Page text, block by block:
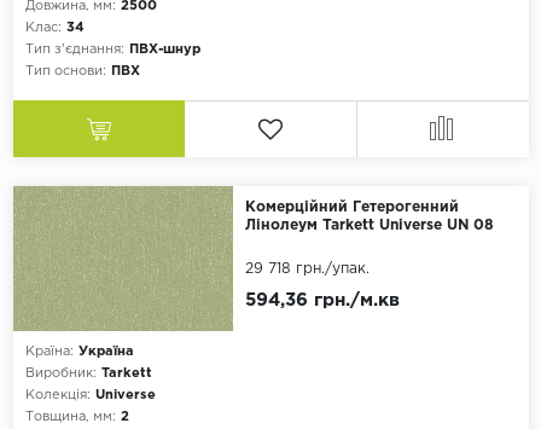
Цемент
Монтаж
Плінтус
Довжина, мм: 2500
Клас: 34
Тип з'єднання:
ПВХ-шнур
Тип основи:
ПВХ
Комерційний Гетерогенний
Лінолеум Tarkett Universe UN 08
Країна: Україна
Виробник: Tarkett
Колекція: Universe
Товщина, мм: 2
594,36 грн./м.кв
29 718 грн./упак.